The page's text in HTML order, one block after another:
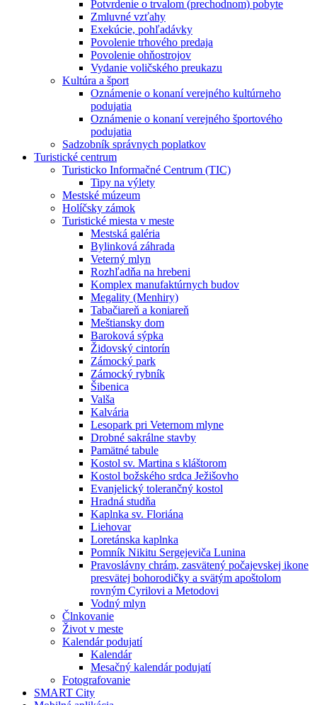
Potvrdenie o trvalom (prechodnom) pobyte
Zmluvné vzťahy
Exekúcie, pohľadávky
Povolenie trhového predaja
Povolenie ohňostrojov
Vydanie voličského preukazu
Kultúra a šport
Oznámenie o konaní verejného kultúrneho
podujatia
Oznámenie o konaní verejného športového
podujatia
Sadzobník správnych poplatkov
Turistické centrum
Turisticko Informačné Centrum (TIC)
Tipy na výlety
Mestské múzeum
Holíčsky zámok
Turistické miesta v meste
Mestská galéria
Bylinková záhrada
Veterný mlyn
Rozhľadňa na hrebeni
Komplex manufaktúrnych budov
Megality (Menhiry)
Tabačiareň a koniareň
Meštiansky dom
Baroková sýpka
Židovský cintorín
Zámocký park
Zámocký rybník
Šibenica
Valša
Kalvária
Lesopark pri Veternom mlyne
Drobné sakrálne stavby
Pamätné tabule
Kostol sv. Martina s kláštorom
Kostol božského srdca Ježišovho
Evanjelický tolerančný kostol
Hradná studňa
Kaplnka sv. Floriána
Liehovar
Loretánska kaplnka
Pomník Nikitu Sergejeviča Lunina
Pravoslávny chrám, zasvätený počajevskej ikone
presvätej bohorodičky a svätým apoštolom
rovným Cyrilovi a Metodovi
Vodný mlyn
Člnkovanie
Život v meste
Kalendár podujatí
Kalendár
Mesačný kalendár podujatí
Fotografovanie
SMART City